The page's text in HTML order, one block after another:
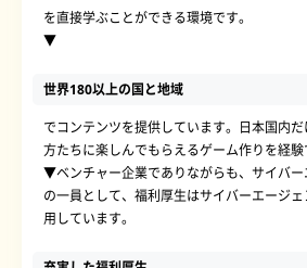
を直接学ぶことができる環境です。
▼
世界180以上の国と地域
でコンテンツを提供しています。日本国内
方たちに楽しんでもらえるゲーム作りを経験
▼ベンチャー企業でありながらも、サイバ
の一員として、福利厚生はサイバーエージ
用しています。